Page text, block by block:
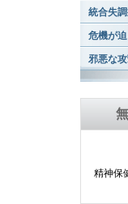
統合失
危機が
邪悪な
精神保